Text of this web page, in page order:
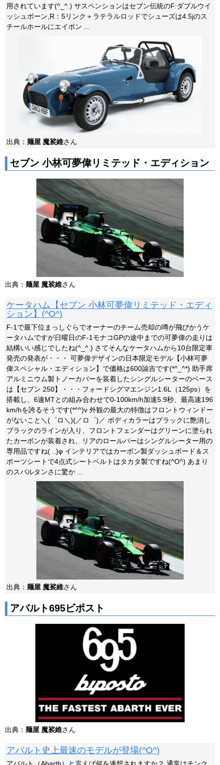
用されています(^_^.) サスペンションはセブン伝統のF:ダブルウイ
ッシュボーン,R：5リンク＋ラテラルロッドでシューズは4.5jのス
チールホールにエイボン ...
出典： 麺屋 魔裟維さん
セブン 小林可夢偉リミテッド・エディション
出典： 麺屋 魔裟維さん
ケータハム【セブン 小林可夢偉リミテッド・エディ
ション】(^O^)
F-1で最下位まっしぐらでオーナーのチーム売却の噂が飛びかうケ
ータハムですが日曜日のF-1モナコGPの途中までの可夢偉の走りは
結構いい感じでしたね(^_^.) さてそんなケータハムから10台限定車
発売の発表が・・・ 可夢偉デザインの日本限定モデル【小林可夢
偉スペシャル・エディション】で価格は600諭吉です(*^_^*) 助手席
アルミニウム製トノーカバーを装着したシングルシーターのベース
は【セブン 250】・・・フォードシグマエンジン1.6L（125ps）を
搭載し、6速MTとの組み合わせで0-100km/h加速5.9秒、最高速196
km/hを誇るそうです(*^^)v 外観の最大の特徴はフロントウィンドー
がないこと＼(゜ロ＼)(／ロ゜)／ ボディカラーはブラックに艶消し
ブラックのラインが入り、フロントフェンダーはグリーンに塗られ
たカーボンが装着され、リアのロールバーはシングルシーター用の
専用品ですね( ..)φ インテリアではカーボン製ダッシュボード＆ス
ポーツシートで4点式シートベルトはタカタ製ですね(^O^) あまり
のスパルタンさに驚か ...
出典： 麺屋 魔裟維さん
アバルト695ビポスト
出典： 麺屋 魔裟維さん
アバルト史上最速のモデルが登場(^O^)